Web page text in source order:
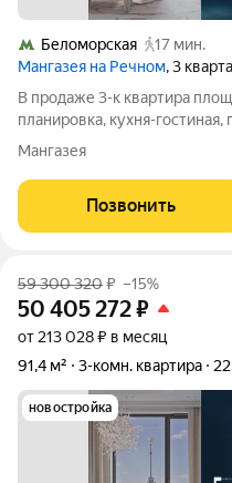
Беломорская
17 мин.
Мангазея на Речном, 3
В продаже 3-к квартира
планировка, кухня-
гардеробная. Квартира
на весь срок; - Ипотека 0,11%
Мангазея
Позвонить
59 300 320₽ –15%
50 405 272₽
от 213 028 ₽ в месяц
91,4 м²
3-комн. квартира 22
новостройка